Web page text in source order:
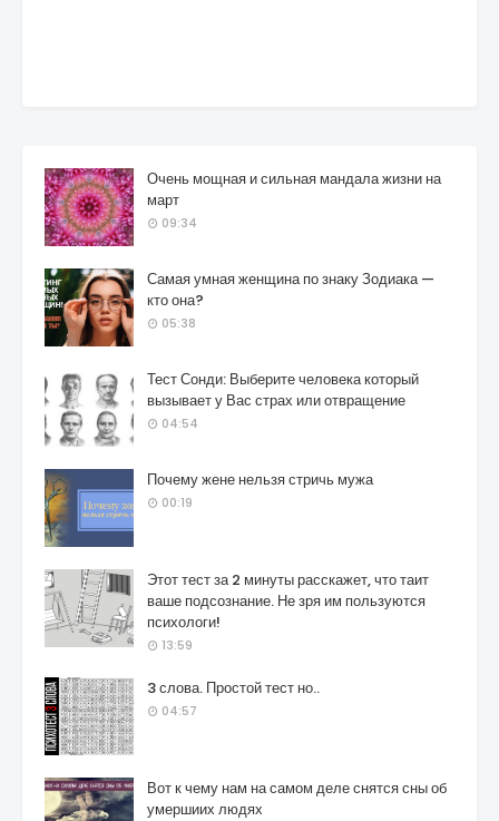
Очень мощная и сильная мандала жизни на
март
09:34
Самая умная женщина по знаку Зодиака —
кто она?
05:38
Тест Сонди: Выберите человека который
вызывает у Вас страх или отвращение
04:54
Почему жене нельзя стричь мужа
00:19
Этот тест за 2 минуты расскажет, что таит
ваше подсознание. Не зря им пользуются
психологи!
13:59
3 слова. Простой тест но..
04:57
Вот к чему нам на самом деле снятся сны об
умершиих людях